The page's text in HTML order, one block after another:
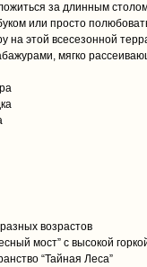
за длинным столом
или просто
на этой всесезонной
мягко
возрастов
мост” с высокой
“Тайная Леса”